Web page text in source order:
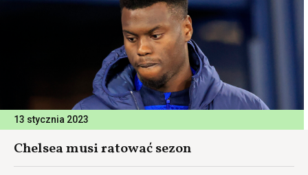
13 stycznia 2023
Chelsea musi ratować sezon